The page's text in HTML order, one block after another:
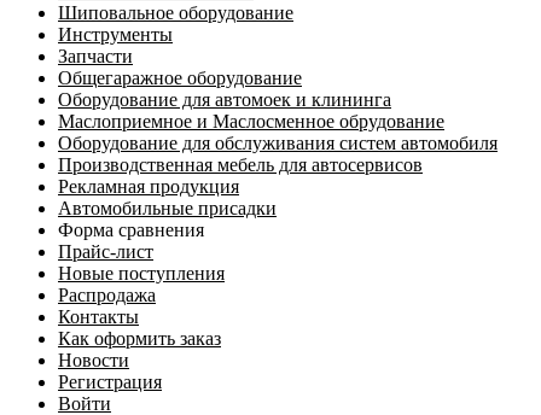
Шиповальное оборудование
Инструменты
Запчасти
Общегаражное оборудование
Оборудование для автомоек и клининга
Маслоприемное и Маслосменное обрудование
Оборудование для обслуживания систем автомобиля
Производственная мебель для автосервисов
Рекламная продукция
Автомобильные присадки
Форма сравнения
Прайс-лист
Новые поступления
Распродажа
Контакты
Как оформить заказ
Новости
Регистрация
Войти